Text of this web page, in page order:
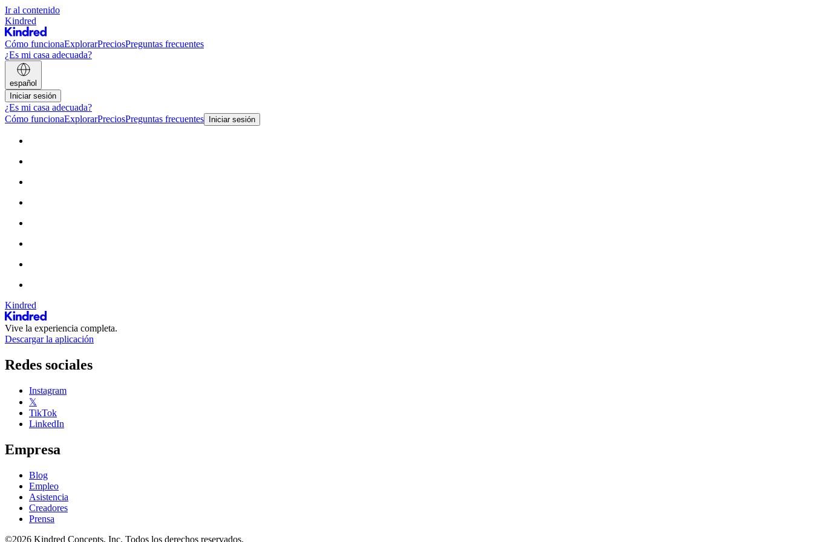
Ir al contenido
Kindred
Cómo funcionaExplorarPreciosPreguntas frecuentes
¿Es mi casa adecuada?
español
Iniciar sesión
¿Es mi casa adecuada?
Cómo funcionaExplorarPreciosPreguntas frecuentes Iniciar sesión
Kindred
Vive la experiencia completa.
Descargar la aplicación
Redes sociales
Instagram
𝕏
TikTok
LinkedIn
Empresa
Blog
Empleo
Asistencia
Creadores
Prensa
©2026 Kindred Concepts, Inc. Todos los derechos reservados.